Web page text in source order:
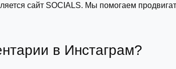
сайт SOCIALS. Мы помогаем
в Инстаграм?